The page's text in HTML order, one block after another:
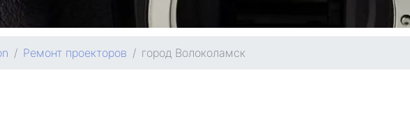
Ремонт проекторов город Волоколамск